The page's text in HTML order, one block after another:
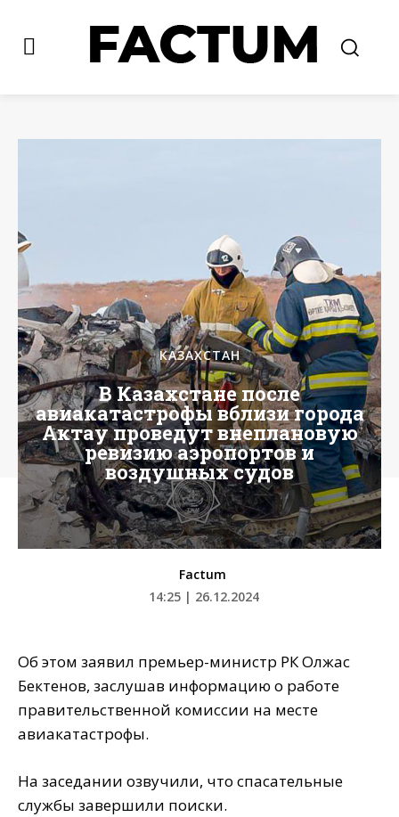
КАЗАХСТАН
В Казахстане после
авиакатастрофы вблизи города
Актау проведут внеплановую
ревизию аэропортов и
воздушных судов
Factum
14:25 | 26.12.2024
Об этом заявил премьер-министр РК Олжас
Бектенов, заслушав информацию о работе
правительственной комиссии на месте
авиакатастрофы.
На заседании озвучили, что спасательные
службы завершили поиски.